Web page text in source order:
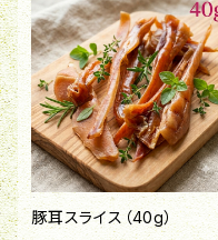
豚耳スライス（40g）